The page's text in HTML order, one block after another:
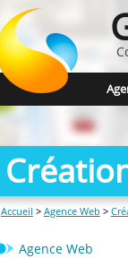
Accueil > Agence Web >
Agence Web